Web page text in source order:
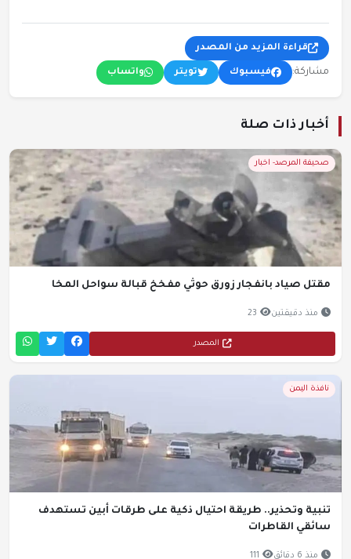
قراءة المزيد من المصدر
مشاركة: فيسبوك تويتر واتساب
أخبار ذات صلة
صحيفة المرصد- اخبار
مقتل صياد بانفجار زورق حوثي مفخخ قبالة سواحل المخا
منذ دقيقتين 23
المصدر
نافذة اليمن
تنبية وتحذير.. طريقة احتيال ذكية على طرقات أبين تستهدف
سائقي القاطرات
منذ 6 دقائق 111